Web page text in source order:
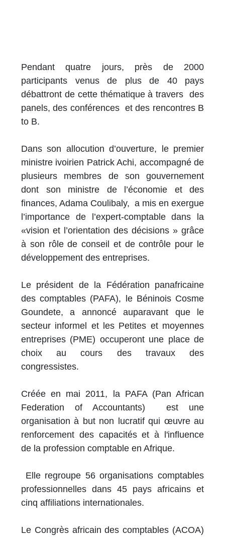
Pendant quatre jours, près de 2000
participants venus de plus de 40 pays
débattront de cette thématique à travers des
panels, des conférences et des rencontres B
to B.
Dans son allocution d’ouverture, le premier
ministre ivoirien Patrick Achi, accompagné de
plusieurs membres de son gouvernement
dont son ministre de l’économie et des
finances, Adama Coulibaly, a mis en exergue
l’importance de l’expert-comptable dans la
«vision et l’orientation des décisions » grâce
à son rôle de conseil et de contrôle pour le
développement des entreprises.
Le président de la Fédération panafricaine
des comptables (PAFA), le Béninois Cosme
Goundete, a annoncé auparavant que le
secteur informel et les Petites et moyennes
entreprises (PME) occuperont une place de
choix au cours des travaux des
congressistes.
Créée en mai 2011, la PAFA (Pan African
Federation of Accountants) est une
organisation à but non lucratif qui œuvre au
renforcement des capacités et à l'influence
de la profession comptable en Afrique.
Elle regroupe 56 organisations comptables
professionnelles dans 45 pays africains et
cinq affiliations internationales.
Le Congrès africain des comptables (ACOA)